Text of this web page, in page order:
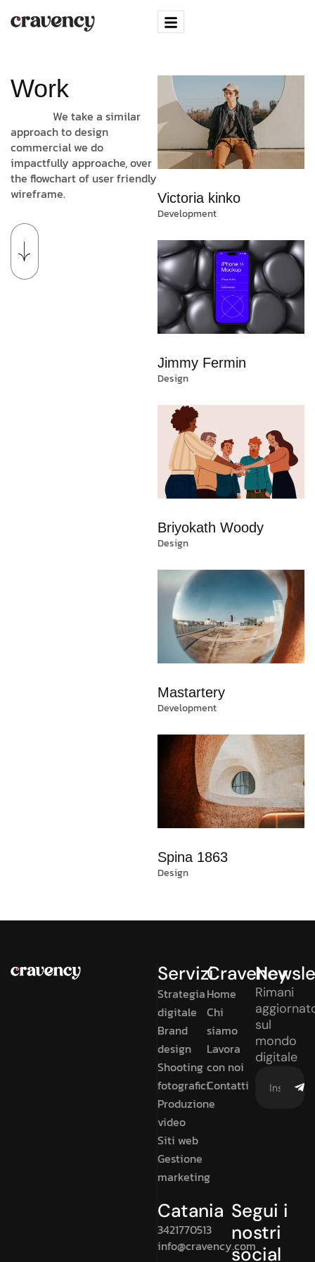
Work
We take a similar
approach to design
commercial we do
impactfully approache, over
the flowchart of user friendly
wireframe.
Victoria kinko
Development
Jimmy Fermin
Design
Briyokath Woody
Design
Mastartery
Development
Spina 1863
Design
Servizi
Strategia
digitale
Brand
design
Shooting
fotografici
Produzione
video
Siti web
Gestione
marketing
Cravency
Home
Chi
siamo
Lavora
con noi
Contatti
Rimani
sul
mondo
digitale
Catania
3421770513
info@cravency.com
Segui i
nostri
social